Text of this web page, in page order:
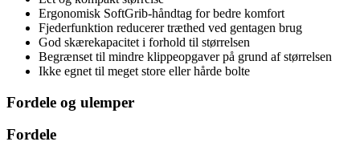
Ergonomisk SoftGrib-håndtag for bedre komfort
Fjederfunktion reducerer træthed ved gentagen brug
God skærekapacitet i forhold til størrelsen
Begrænset til mindre klippeopgaver på grund af størrelsen
Ikke egnet til meget store eller hårde bolte
Fordele og ulemper
Fordele